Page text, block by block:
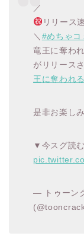
／
リリース
＼ #めちゃコ
竜王に奪われ
がリリース
王に奪われ
是非お楽し
▼今スグ読む
— トゥーン